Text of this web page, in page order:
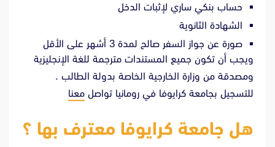
حساب بنكي ساري لإثبات الدخل
الشهادة الثانوية
صورة عن جواز السفر صالح لمدة 3 أشهر على الأقل
ويجب أن تكون جميع المستندات مترجمة للغة الإنجليزية
ومصدقة من وزارة الخارجية الخاصة بدولة الطالب .
للتسجيل بجامعة كرايوفا في رومانيا تواصل معنا
هل جامعة كرايوفا معترف بها ؟